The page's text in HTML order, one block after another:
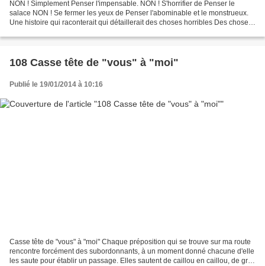
NON ! Simplement Penser l'impensable. NON ! S'horrifier de Penser le
salace NON ! Se fermer les yeux de Penser l'abominable et le monstrueux.
Une histoire qui raconterait qui détaillerait des choses horribles Des choses
108 Casse tête de "vous" à "moi"
Publié le 19/01/2014 à 10:16
Casse tête de "vous" à "moi" Chaque préposition qui se trouve sur ma route
rencontre forcément des subordonnants, à un moment donné chacune d'elle
les saute pour établir un passage. Elles sautent de caillou en caillou, de gré